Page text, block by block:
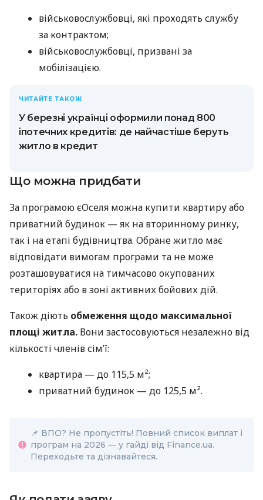
військовослужбовці, які проходять службу
за контрактом;
військовослужбовці, призвані за
мобілізацією.
ЧИТАЙТЕ ТАКОЖ
У березні українці оформили понад 800
іпотечних кредитів: де найчастіше беруть
житло в кредит
Що можна придбати
За програмою єОселя можна купити квартиру або
приватний будинок — як на вторинному ринку,
так і на етапі будівництва. Обране житло має
відповідати вимогам програми та не може
розташовуватися на тимчасово окупованих
територіях або в зоні активних бойових дій.
Також діють обмеження щодо максимальної
площі житла. Вони застосовуються незалежно від
кількості членів сім’ї:
квартира — до 115,5 м²;
приватний будинок — до 125,5 м².
📌 ВПО? Не пропустіть! Повний список виплат і
програм на 2026 — у гайді від Finance.ua.
Переходьте та дізнавайтеся.